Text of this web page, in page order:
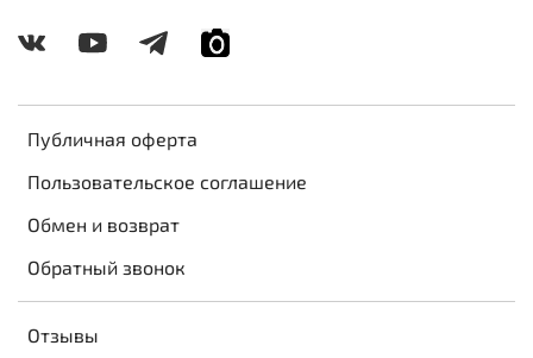
Публичная оферта
Пользовательское соглашение
Обмен и возврат
Обратный звонок
Отзывы